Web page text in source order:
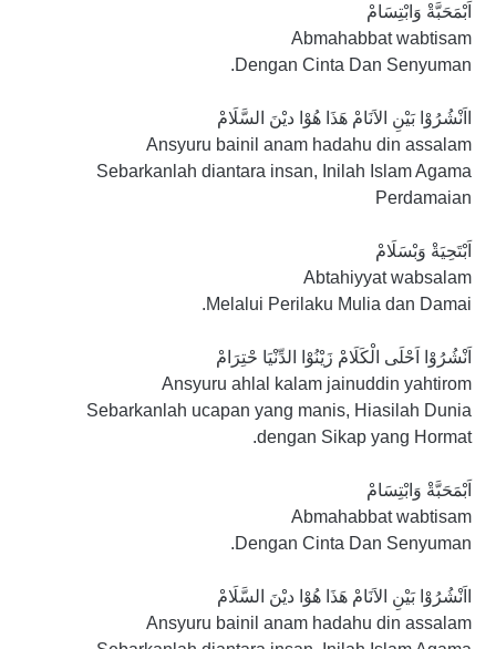
اَبْمَحَبَّةْ وَابْتِسَامْ
Abmahabbat wabtisam
Dengan Cinta Dan Senyuman.
ااَنْشُرُوْا بَيْنِ الاَنَامْ هَذَا هُوْا ديْنَ السَّلَامْ
Ansyuru bainil anam hadahu din assalam
Sebarkanlah diantara insan, Inilah Islam Agama
Perdamaian
اَبْتَحِيَةْ وَبْسَلَامْ
Abtahiyyat wabsalam
Melalui Perilaku Mulia dan Damai.
اَنْشُرُوْا اَحْلَى الْكَلَامْ زَيْنُوْا الدِّنْيَا حْتِرَامْ
Ansyuru ahlal kalam jainuddin yahtirom
Sebarkanlah ucapan yang manis, Hiasilah Dunia
dengan Sikap yang Hormat.
اَبْمَحَبَّةْ وَابْتِسَامْ
Abmahabbat wabtisam
Dengan Cinta Dan Senyuman.
ااَنْشُرُوْا بَيْنِ الاَنَامْ هَذَا هُوْا ديْنَ السَّلَامْ
Ansyuru bainil anam hadahu din assalam